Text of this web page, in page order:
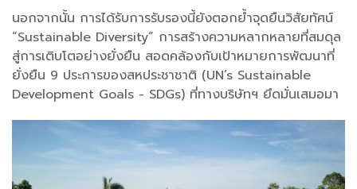
นอกจากนั้น การได้รับการรับรองนี้ยังตอกย้ำจุดยืนวิสัยทัศน์
“Sustainable Diversity” การสร้างความหลากหลายที่สมดุล
สู่การเติบโตอย่างยั่งยืน สอดคล้องกับเป้าหมายการพัฒนาที่
ยั่งยืน 9 ประการของสหประชาชาติ (UN’s Sustainable
Development Goals - SDGs) ที่ทางบริษัทฯ ยึดมั่นเสมอมา